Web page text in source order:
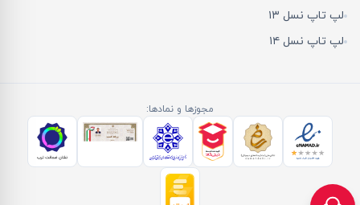
لپ تاپ نسل ۱۳
لپ تاپ نسل ۱۴
مجوزها و نمادها: